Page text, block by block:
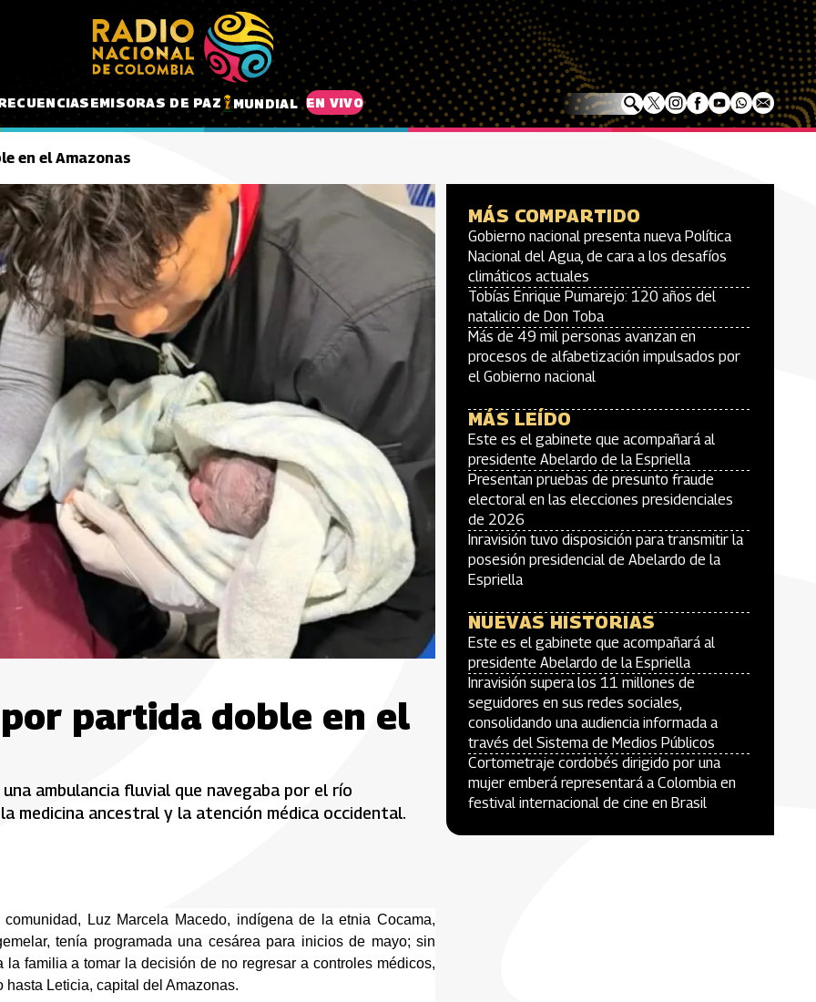
EMISORAS DE PAZ MUNDIAL EN VIVO
en el Amazonas
partida doble en el
ambulancia fluvial que navegaba por el río
medicina ancestral y la atención médica occidental.
Luz Marcela Macedo, indígena de la etnia Cocama,
tenía programada una cesárea para inicios de mayo; sin
familia a tomar la decisión de no regresar a controles médicos,
Leticia, capital del Amazonas.
MÁS COMPARTIDO
Gobierno nacional presenta nueva Política
Nacional del Agua, de cara a los desafíos
climáticos actuales
Tobías Enrique Pumarejo: 120 años del
natalicio de Don Toba
Más de 49 mil personas avanzan en
procesos de alfabetización impulsados por
el Gobierno nacional
MÁS LEÍDO
Este es el gabinete que acompañará al
presidente Abelardo de la Espriella
Presentan pruebas de presunto fraude
electoral en las elecciones presidenciales
de 2026
Inravisión tuvo disposición para transmitir la
posesión presidencial de Abelardo de la
Espriella
NUEVAS HISTORIAS
Este es el gabinete que acompañará al
presidente Abelardo de la Espriella
Inravisión supera los 11 millones de
seguidores en sus redes sociales,
consolidando una audiencia informada a
través del Sistema de Medios Públicos
Cortometraje cordobés dirigido por una
mujer emberá representará a Colombia en
festival internacional de cine en Brasil